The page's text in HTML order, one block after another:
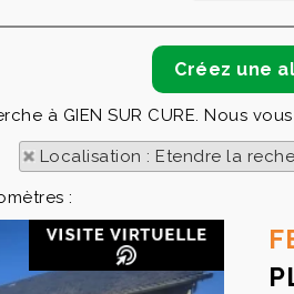
à GIEN SUR CURE. Nous
Localisation : Etendre la
: